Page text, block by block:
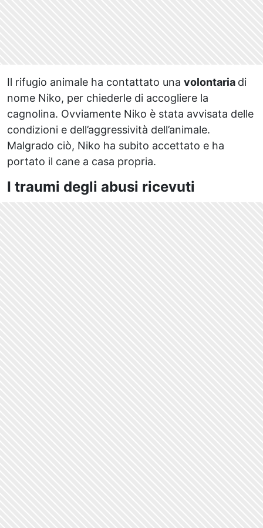
Il rifugio animale ha contattato una volontaria di
nome Niko, per chiederle di accogliere la
cagnolina. Ovviamente Niko è stata avvisata delle
condizioni e dell’aggressività dell’animale.
Malgrado ciò, Niko ha subito accettato e ha
portato il cane a casa propria.
I traumi degli abusi ricevuti